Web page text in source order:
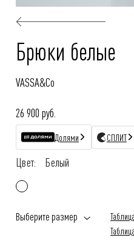
Брюки белые
VASSA&Co
26 900 руб.
Долями СПЛИТ
Цвет: Белый
Выберите размер